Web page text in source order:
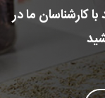
کارشناسان ما در